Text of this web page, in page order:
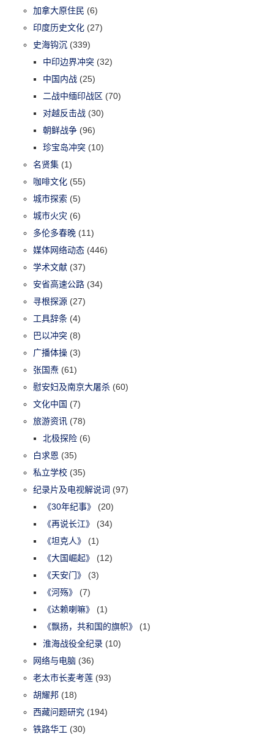
加拿大原住民 (6)
印度历史文化 (27)
史海钩沉 (339)
中印边界冲突 (32)
中国内战 (25)
二战中缅印战区 (70)
对越反击战 (30)
朝鲜战争 (96)
珍宝岛冲突 (10)
名贤集 (1)
咖啡文化 (55)
城市探索 (5)
城市火灾 (6)
多伦多春晚 (11)
媒体网络动态 (446)
学术文献 (37)
安省高速公路 (34)
寻根探源 (27)
工具辞条 (4)
巴以冲突 (8)
广播体操 (3)
张国焘 (61)
慰安妇及南京大屠杀 (60)
文化中国 (7)
旅游资讯 (78)
北极探险 (6)
白求恩 (35)
私立学校 (35)
纪录片及电视解说词 (97)
《30年纪事》
(20)
《再说长江》
(34)
《坦克人》
(1)
《大国崛起》
(12)
《天安门》
(3)
《河殇》
(7)
《达赖喇嘛》
(1)
《飘扬，共和国的旗帜》
(1)
淮海战役全纪录 (10)
网络与电脑 (36)
老太市长麦考莲 (93)
胡耀邦 (18)
西藏问题研究 (194)
铁路华工 (30)